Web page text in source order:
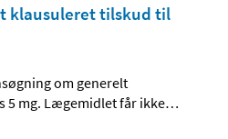
klausuleret tilskud til
om generelt
5 mg. Lægemidlet får ikke…